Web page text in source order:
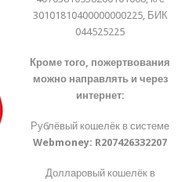
30101810400000000225, БИК
044525225
Кроме того, пожертвования
можно направлять и через
интернет:
Рублёвый кошелёк в системе
Webmoney: R207426332207
Долларовый кошелёк в